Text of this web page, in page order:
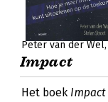
Peter van der Wel
Impact
Het boek Impact